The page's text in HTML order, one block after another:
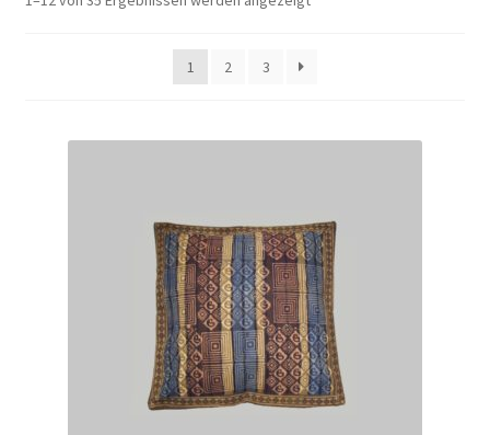
Datenschutzerklärung
Heimtextilien
1 2 3